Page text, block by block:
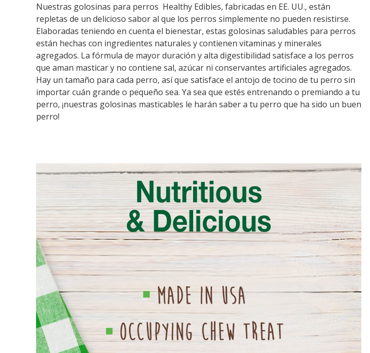
Nuestras golosinas para perros Healthy Edibles, fabricadas en EE. UU., están
repletas de un delicioso sabor al que los perros simplemente no pueden resistirse.
Elaboradas teniendo en cuenta el bienestar, estas golosinas saludables para perros
están hechas con ingredientes naturales y contienen vitaminas y minerales
agregados. La fórmula de mayor duración y alta digestibilidad satisface a los perros
que aman masticar y no contiene sal, azúcar ni conservantes artificiales agregados.
Hay un tamaño para cada perro, así que satisface el antojo de tocino de tu perro sin
importar cuán grande o pequeño sea. Ya sea que estés entrenando o premiando a tu
perro, ¡nuestras golosinas masticables le harán saber a tu perro que ha sido un buen
perro!